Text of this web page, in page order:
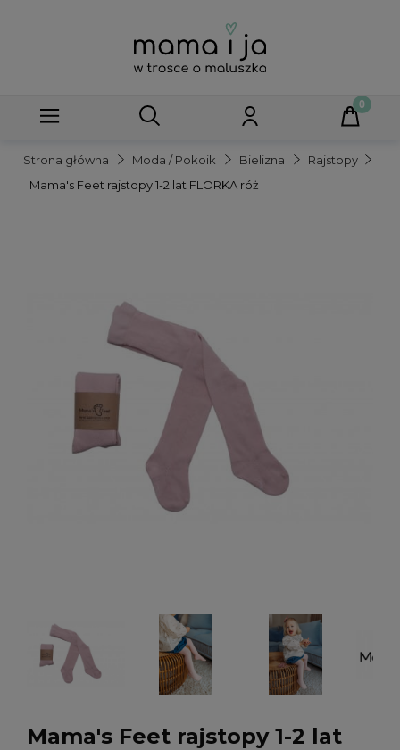
Strona główna Moda / Pokoik Bielizna
Rajstopy
Mama's Feet rajstopy 1-2 lat FLORKA róż
Mama's Feet rajstopy 1-2 lat